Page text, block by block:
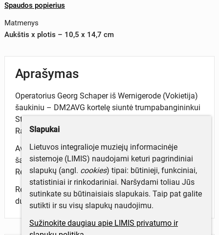
Spaudos popierius
Matmenys
Aukštis x plotis – 10,5 x 14,7 cm
Aprašymas
Operatorius Georg Schaper iš Wernigerode (Vokietija)
šaukiniu – DM2AVG kortelę siuntė trumpabangininkui
Stasiui Dovydaičiui, kurio radijo šaukinys – UP2CZ.
Radijo ryšio sudarymo data 1985-12-20.
Averse – apačioje žalia spalva užrašytas radijo
šaukinys, aukščiau – užrašas „German Demokratic
Republic", kraštuose – pasaulio žemėlapio kontūras.
Reverse – operatoriaus adresas, radijo ryšio sudarymo
duomenų lentelė.
Slapukai
Lietuvos integralioje muziejų informacinėje
sistemoje (LIMIS) naudojami keturi pagrindiniai
slapukų (angl. cookies) tipai: būtinieji, funkciniai,
statistiniai ir rinkodariniai. Naršydami toliau Jūs
sutinkate su būtinaisiais slapukais. Taip pat galite
sutikti ir su visų slapukų naudojimu.
Sužinokite daugiau apie LIMIS privatumo ir